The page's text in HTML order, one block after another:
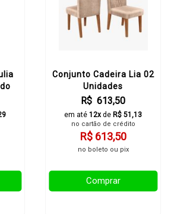
Conjunto Cadeira Lia 02
Unidades
R$ 613,50
em até 12xde R$ 51,13
no cartão de crédito
R$ 613,50
no boleto ou pix
Comprar